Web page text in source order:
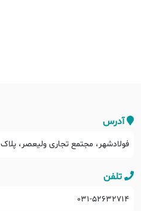
آدرس
فولادشهر، مجتمع تجاری ولیعصر، پلاک ۸، فوقانی
تلفن
۰۳۱-۵۲۶۳۲۷۱۴